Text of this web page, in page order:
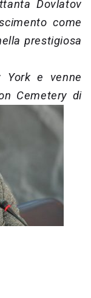
Dovlatov
come
prestigiosa
e venne
Cemetery di